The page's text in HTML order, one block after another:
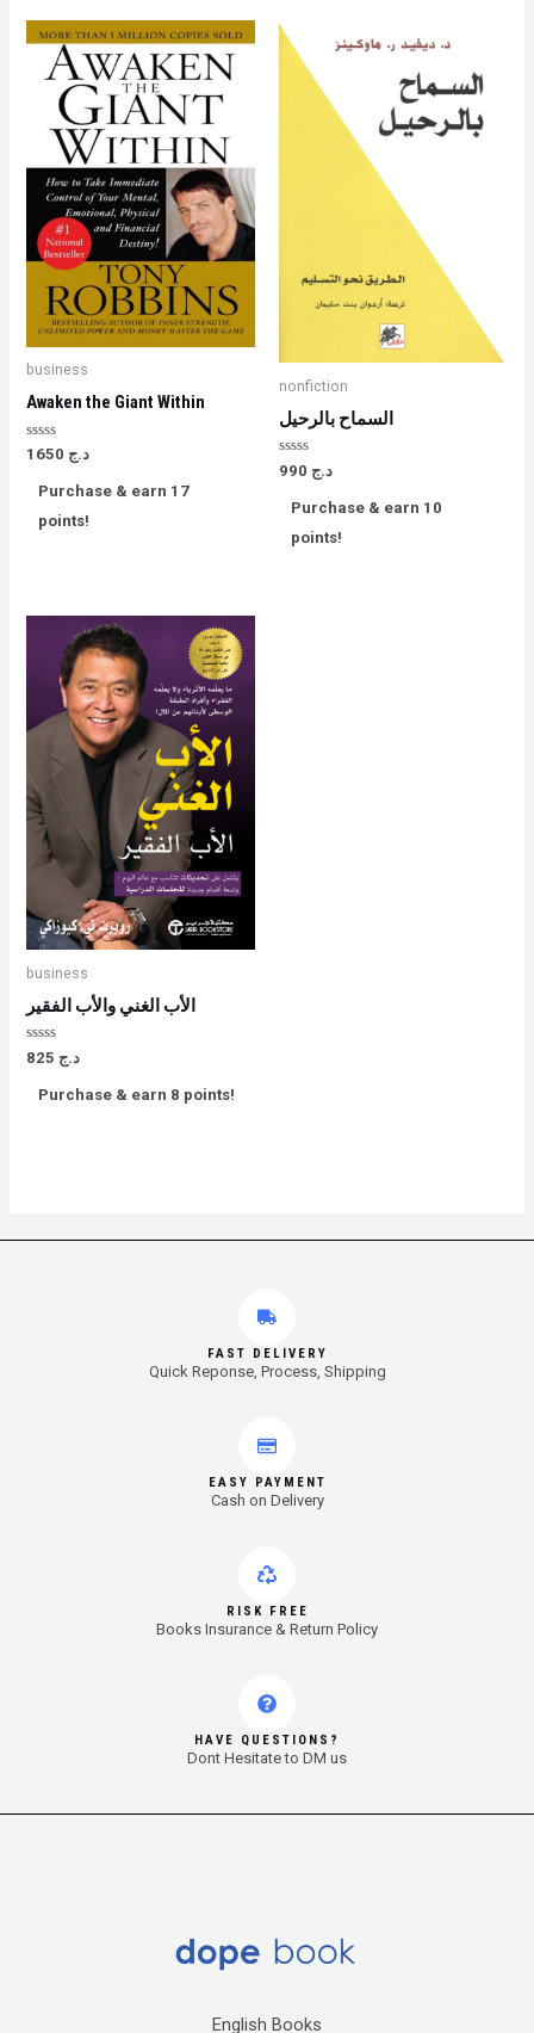
business
Awaken the Giant Within
Rated
of
د.ج
Purchase & earn 17
points!
nonfiction
السماح بالرحيل
Rated
0
د.ج
Purchase & earn 10
points!
business
الأب الغني والأب الفقير
Rated
of
د.ج
Purchase & earn 8 points!
FAST DELIVERY
Quick Reponse, Process, Shipping
EASY PAYMENT
Cash on Delivery
RISK FREE
Books Insurance & Return Policy
HAVE QUESTIONS?
Dont Hesitate to DM us
English Books